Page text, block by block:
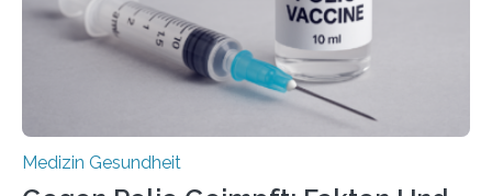
Schwachstelle im Erbgut einer Untergruppe des
Medulloblastoms gefunden. Die Wilhelm Sander-
Stiftung unterstützte das Projekt…
Medizin Gesundheit